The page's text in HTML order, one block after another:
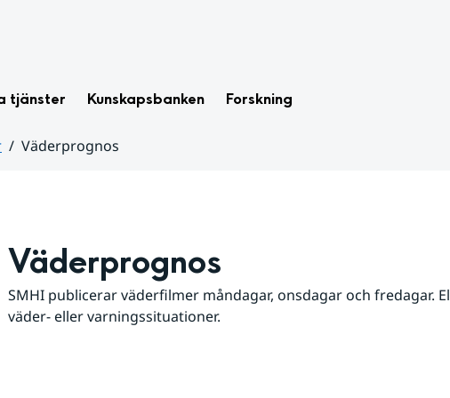
tjänster Kunskapsbanken Forskning
Väderprognos
Väderprognos
SMHI publicerar väderfilmer måndagar, onsdagar och fredagar.
väder- eller varningssituationer.